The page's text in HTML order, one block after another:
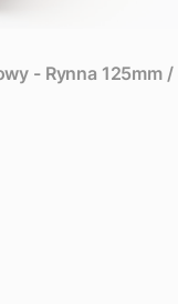
- Rynna 125mm /